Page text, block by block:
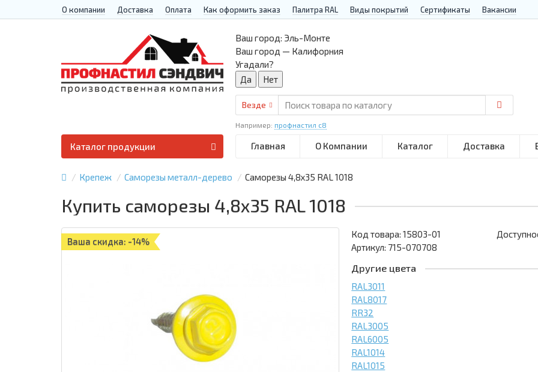
О компании Доставка Оплата Как оформить заказ Палитра RAL Виды покрытий Сертификаты Вакансии
Ваш город: Эль-Монте
Ваш город — Калифорния
Угадали?
Везде
Например: профнастил с8
Главная О Компании Каталог Доставка
Каталог продукции
Крепеж Саморезы металл-дерево Саморезы 4,8х35 RAL 1018
Купить саморезы 4,8х35 RAL 1018
Ваша скидка: -14%
Код товара:15803-01
Артикул: 715-070708
Другие цвета
RAL3011
RAL8017
RR32
RAL3005
RAL6005
RAL1014
RAL1015